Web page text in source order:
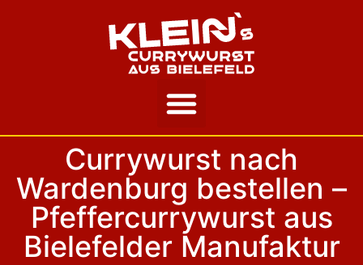
Currywurst nach
Wardenburg bestellen –
Pfeffercurrywurst aus
Bielefelder Manufaktur